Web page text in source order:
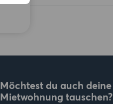
Möchtest du auch deine
Mietwohnung tauschen?